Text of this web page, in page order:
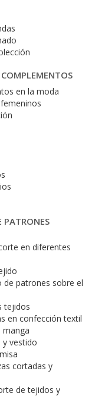
en la moda
en diferentes
de patrones sobre el
tejidos
en confección textil
manga
y vestido
cortadas y
de tejidos y